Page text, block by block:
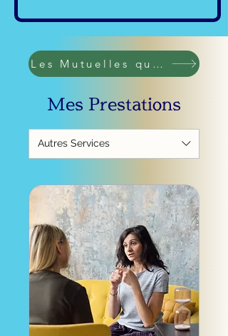
Mes Prestations
Autres Services
Les Mutuelles qui rembourssent